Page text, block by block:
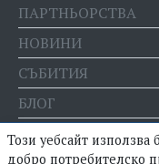
ПАРТНЬОРСТВА
НОВИНИ
СЪБИТИЯ
БЛОГ
Е-МАГАЗИН
Този уебсайт използва
добро потребителско